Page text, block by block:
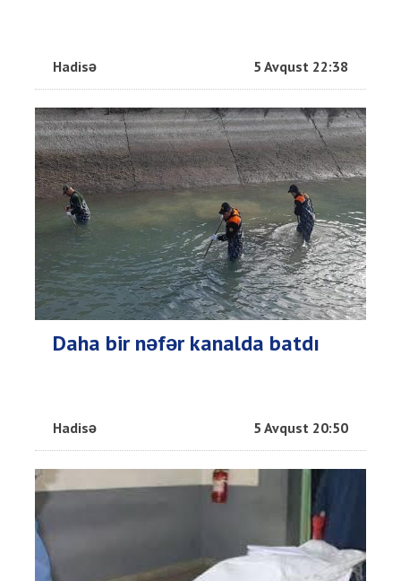
Hadisə 5 Avqust 22:38
Daha bir nəfər kanalda batdı
Hadisə 5 Avqust 20:50